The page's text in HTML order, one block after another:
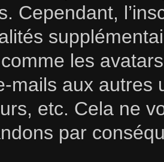
Cependant,
les
mails aux
etc. Cela ne
par